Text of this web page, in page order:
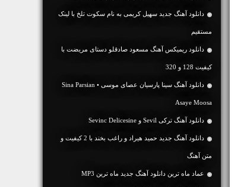
دانلود آهنگ جديد سهیل کریمی به نام سکوت تلخ با لینک
مستقیم
دانلود ریمیکس آهنگ مسعود صادقلو دستای مریضت با
کیفیت 128 و 320
دانلود آهنگ سینا پارسیان عصای موسی • Sina Parsian
Asaye Moosa
دانلود آهنگ ترکی Sevil و Sevinc Delicesine
دانلود آهنگ جديد حمید هیراد و راغب بخند با 2 کیفیت و
متن آهنگ
عماد ماه ترین دانلود آهنگ جدید ماه ترین MP3